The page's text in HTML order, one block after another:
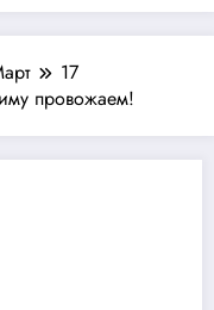
17
провожаем!